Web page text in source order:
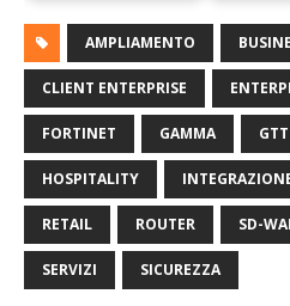
AMPLIAMENTO
CLIENT ENTERPRISE
FORTINET GAMMA
HOSPITALITY
RETAIL ROUTER SD-
SERVIZI SICUREZZA